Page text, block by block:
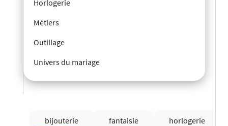
Horlogerie
Métiers
Outillage
Univers du mariage
bijouterie fantaisie horlogerie